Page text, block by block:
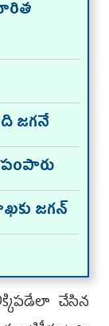
జగనే
జగన్
చేసిన